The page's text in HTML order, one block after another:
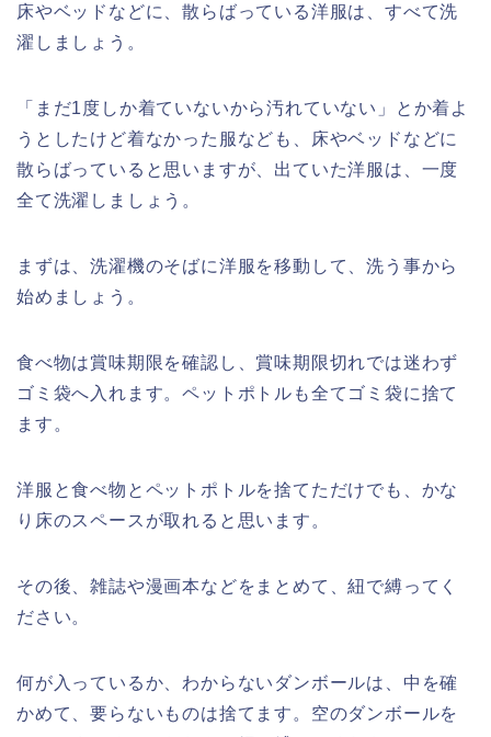
床やベッドなどに、散らばっている洋服は、すべて洗
濯しましょう。
「まだ1度しか着ていないから汚れていない」とか着よ
うとしたけど着なかった服なども、床やベッドなどに
散らばっていると思いますが、出ていた洋服は、一度
全て洗濯しましょう。
まずは、洗濯機のそばに洋服を移動して、洗う事から
始めましょう。
食べ物は賞味期限を確認し、賞味期限切れでは迷わず
ゴミ袋へ入れます。ペットポトルも全てゴミ袋に捨て
ます。
洋服と食べ物とペットポトルを捨てただけでも、かな
り床のスペースが取れると思います。
その後、雑誌や漫画本などをまとめて、紐で縛ってく
ださい。
何が入っているか、わからないダンボールは、中を確
かめて、要らないものは捨てます。空のダンボールを